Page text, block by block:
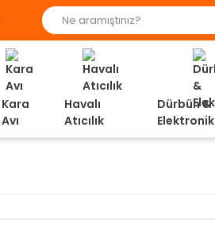
Kara
Avı
Havalı
Atıcılık
Dürbün &
Elektronik